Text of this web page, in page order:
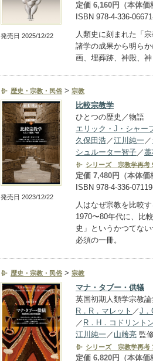
発売日 2025/12/22
定価 6,160円（本体価
ISBN 978-4-336-
人類史に刻まれた「
諸学の成果から明ら
画、埋葬跡、神殿、
歴史・宗教・民俗 > 宗教
発売日 2023/12/22
比較宗教学
ひとつの歴史／物語
エリック・J・シャー
久保田浩／江川純一 ／
シュルーター智子／
シリーズ 宗教学再考
定価 7,480円（本体価
ISBN 978-4-336-
人はなぜ宗教を比較
1970〜80年代に、比
史」というかつてな
必須の一冊。
歴史・宗教・民俗 > 宗教
マナ・タブー・供犠
英国初期人類学宗教
R．R．マレット ／J．
／ R．H．コドリント
江川純一 ／ 山﨑亮 監
シリーズ 宗教学再考
定価 6,820円（本体価